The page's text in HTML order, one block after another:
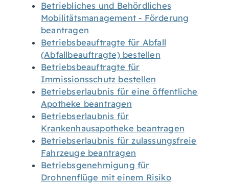
Betriebliches und Behördliches
Mobilitätsmanagement - Förderung
beantragen
Betriebsbeauftragte für Abfall
(Abfallbeauftragte) bestellen
Betriebsbeauftragte für
Immissionsschutz bestellen
Betriebserlaubnis für eine öffentliche
Apotheke beantragen
Betriebserlaubnis für
Krankenhausapotheke beantragen
Betriebserlaubnis für zulassungsfreie
Fahrzeuge beantragen
Betriebsgenehmigung für
Drohnenflüge mit einem Risiko